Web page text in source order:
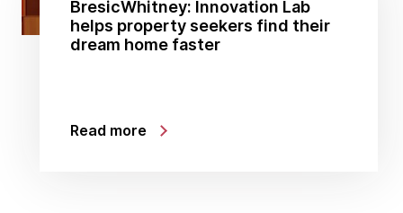
BresicWhitney: Innovation Lab
helps property seekers find their
dream home faster
Read more